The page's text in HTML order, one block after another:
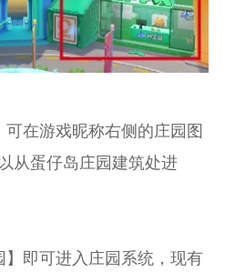
在游戏昵称右侧的庄园图
从蛋仔岛庄园建筑处进
即可进入庄园系统，现有